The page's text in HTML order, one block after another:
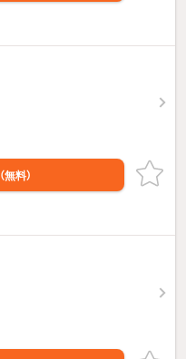
（無料）